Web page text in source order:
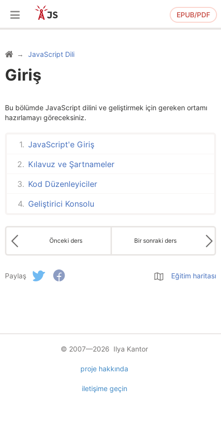
EPUB/PDF
JavaScript Dili
Giriş
Bu bölümde JavaScript dilini ve geliştirmek için gereken ortamı
hazırlamayı göreceksiniz.
JavaScript'e Giriş
Kılavuz ve Şartnameler
Kod Düzenleyiciler
Geliştirici Konsolu
Önceki ders Bir sonraki ders
Paylaş Eğitim haritası
© 2007—2026 Ilya Kantor
proje hakkında
iletişime geçin